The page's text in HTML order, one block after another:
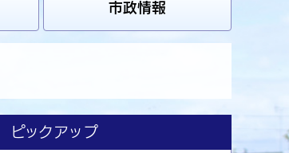
市政情報
ピックアップ